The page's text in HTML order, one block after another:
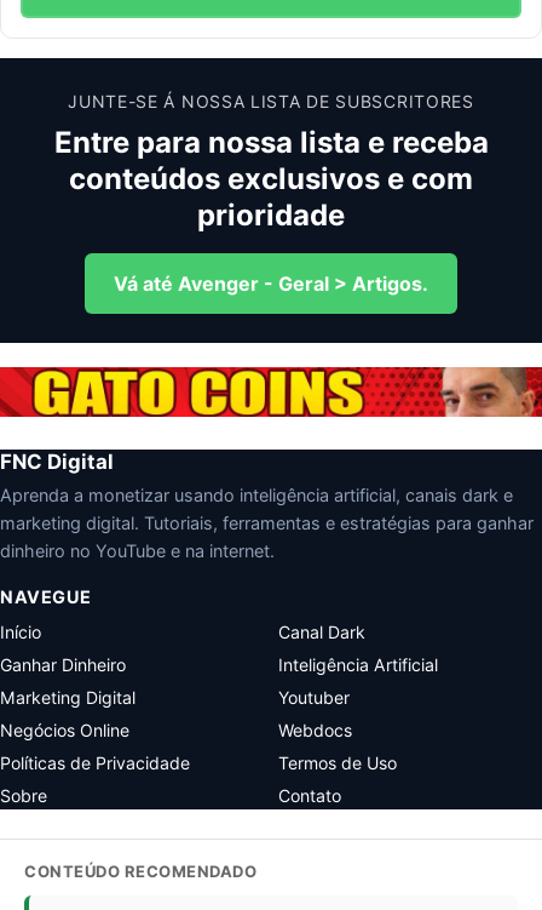
JUNTE-SE Á NOSSA LISTA DE SUBSCRITORES
Entre para nossa lista e receba
conteúdos exclusivos e com
prioridade
Vá até Avenger - Geral > Artigos.
FNC Digital
Aprenda a monetizar usando inteligência artificial, canais dark e
marketing digital. Tutoriais, ferramentas e estratégias para ganhar
dinheiro no YouTube e na internet.
NAVEGUE
Início
Canal Dark
Ganhar Dinheiro
Inteligência Artificial
Marketing Digital
Youtuber
Negócios Online
Webdocs
Políticas de Privacidade
Termos de Uso
Sobre
Contato
CONTEÚDO RECOMENDADO